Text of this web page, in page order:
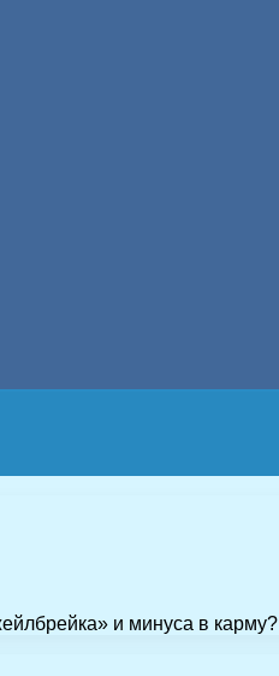
и минуса в карму?